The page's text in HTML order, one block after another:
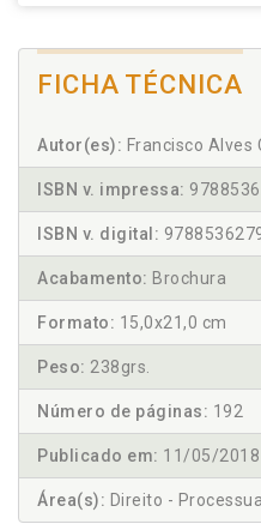
FICHA TÉCNICA
Autor(es): Francisco Alves
ISBN v. impressa:
ISBN v. digital:
Acabamento: Brochura
Formato: 15,0x21,0 cm
Peso: 238grs.
Número de páginas: 192
Publicado em: 11/05/2018
Área(s): Direito -